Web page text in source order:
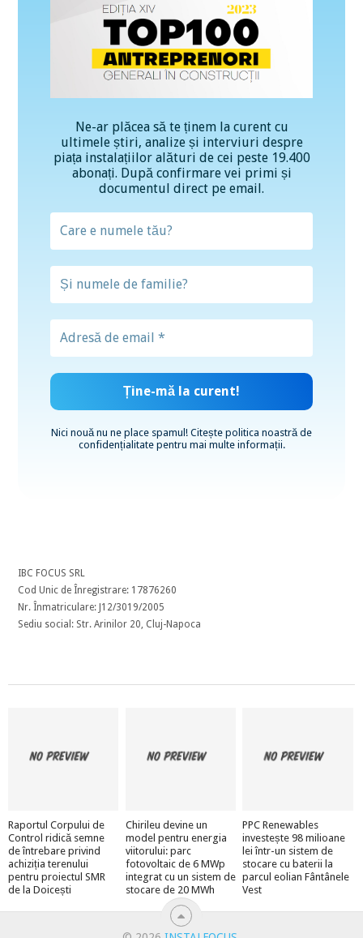
Ne-ar plăcea să te ținem la curent cu
ultimele știri, analize și interviuri despre
piața instalațiilor alături de cei peste 19.400
abonați. După confirmare vei primi și
documentul direct pe email.
Nici nouă nu ne place spamul! Citește politica noastră de
confidențialitatepentru mai multe informații.
IBC FOCUS SRL
Cod Unic de Înregistrare: 17876260
Nr. Înmatriculare: J12/3019/2005
Sediu social: Str. Arinilor 20, Cluj-Napoca
Raportul Corpului de
Control ridică semne
de întrebare privind
achiziția terenului
pentru proiectul SMR
de la Doicești
Chirileu devine un
model pentru energia
viitorului: parc
fotovoltaic de 6 MWp
integrat cu un sistem de
stocare de 20 MWh
PPC Renewables
investește 98 milioane
lei într-un sistem de
stocare cu baterii la
parcul eolian Fântânele
Vest